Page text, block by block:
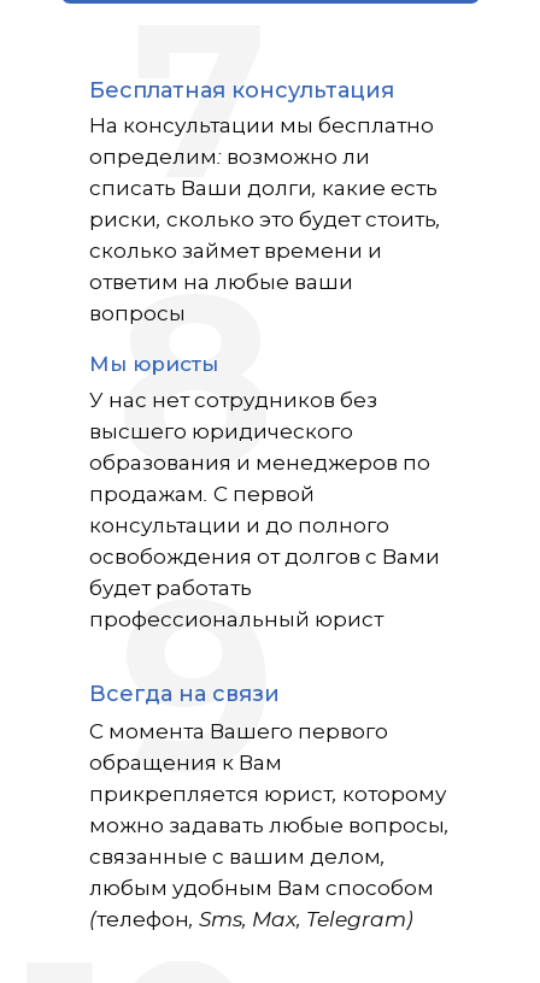
9
8
7
Бесплатная консультация
Мы юристы
Всегда на связи
На консультации мы бесплатно
определим: возможно ли
списать Ваши долги, какие есть
риски, сколько это будет стоить,
сколько займет времени и
ответим на любые ваши
вопросы
У нас нет сотрудников без
высшего юридического
образования и менеджеров по
продажам. С первой
консультации и до полного
освобождения от долгов с Вами
будет работать
профессиональный юрист
С момента Вашего первого
обращения к Вам
прикрепляется юрист, которому
можно задавать любые вопросы,
связанные с вашим делом,
любым удобным Вам способом
(телефон, Sms, Max, Telegram)